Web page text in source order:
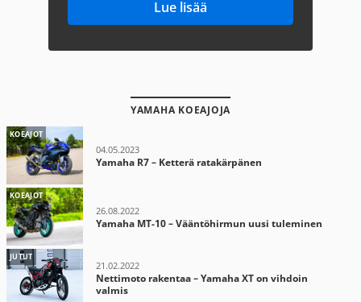
Lue lisää
YAMAHA KOEAJOJA
KOEAJOT
04.05.2023
Yamaha R7 – Ketterä ratakärpänen
KOEAJOT
26.08.2022
Yamaha MT-10 – Vääntöhirmun uusi tuleminen
JUTUT
21.02.2022
Nettimoto rakentaa – Yamaha XT on vihdoin
valmis